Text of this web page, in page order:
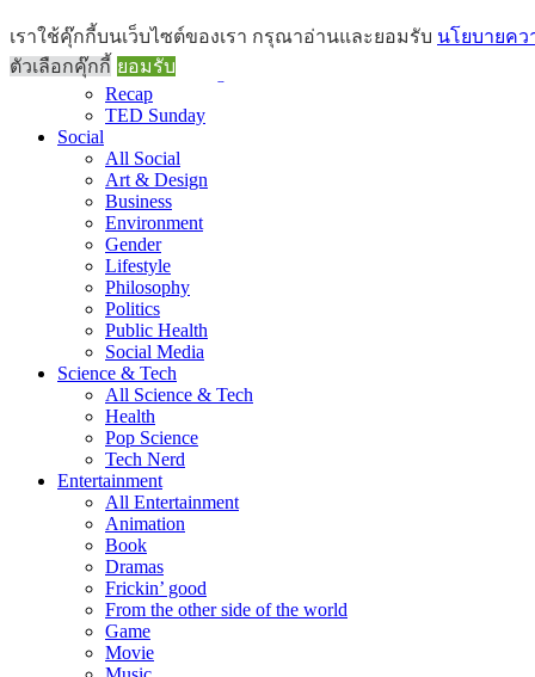
Brief
All Brief
Goods Morning
Recap
TED Sunday
Social
All Social
Art & Design
Business
Environment
Gender
Lifestyle
Philosophy
Politics
Public Health
Social Media
Science & Tech
All Science & Tech
Health
Pop Science
Tech Nerd
Entertainment
All Entertainment
Animation
Book
Dramas
Frickin’ good
From the other side of the world
Game
Movie
เราใช้คุ๊กกี้บนเว็บไซต์ของเรา กรุณาอ่านและยอมรับ นโยบายคว
ตัวเลือกคุ๊กกี้ ยอมรับ